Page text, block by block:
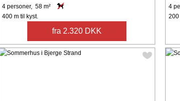
4 personer, 58 m²
400 m til kyst.
fra 2.320 DKK
4
200